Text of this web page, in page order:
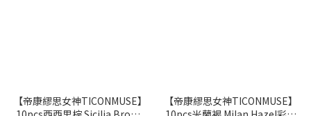
【帝康繆思女神TICONMUSE】
【帝康繆思女神TICONMUSE】